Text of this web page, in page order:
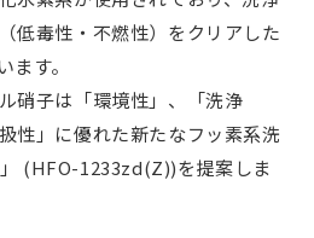
低毒性・不燃性）をクリアした
す。
硝子は「環境性」、「洗浄
性」に優れた新たなフッ素系洗
(HFO-1233zd(Z))を提案しま